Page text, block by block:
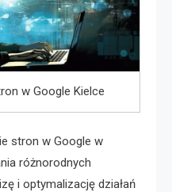
w Google Kielce
stron w Google w
różnorodnych
i optymalizację działań